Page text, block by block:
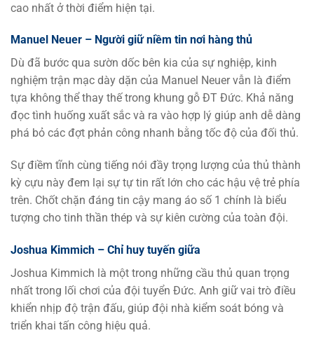
cao nhất ở thời điểm hiện tại.
Manuel Neuer – Người giữ niềm tin nơi hàng thủ
Dù đã bước qua sườn dốc bên kia của sự nghiệp, kinh
nghiệm trận mạc dày dặn của Manuel Neuer vẫn là điểm
tựa không thể thay thế trong khung gỗ ĐT Đức. Khả năng
đọc tình huống xuất sắc và ra vào hợp lý giúp anh dễ dàng
phá bỏ các đợt phản công nhanh bằng tốc độ của đối thủ.
Sự điềm tĩnh cùng tiếng nói đầy trọng lượng của thủ thành
kỳ cựu này đem lại sự tự tin rất lớn cho các hậu vệ trẻ phía
trên. Chốt chặn đáng tin cậy mang áo số 1 chính là biểu
tượng cho tinh thần thép và sự kiên cường của toàn đội.
Joshua Kimmich – Chỉ huy tuyến giữa
Joshua Kimmich là một trong những cầu thủ quan trọng
nhất trong lối chơi của đội tuyển Đức. Anh giữ vai trò điều
khiển nhịp độ trận đấu, giúp đội nhà kiểm soát bóng và
triển khai tấn công hiệu quả.